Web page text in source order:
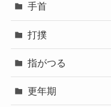
手首
打撲
指がつる
更年期